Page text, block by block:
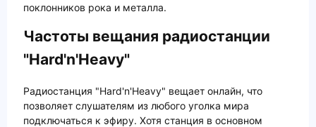
поклонников рока и металла.
Частоты вещания радиостанции
"Hard'n'Heavy"
Радиостанция "Hard'n'Heavy" вещает онлайн, что
позволяет слушателям из любого уголка мира
подключаться к эфиру. Хотя станция в основном